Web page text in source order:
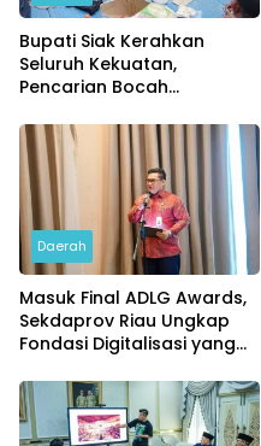
Bupati Siak Kerahkan
Seluruh Kekuatan,
Pencarian Bocah
Dimaksimalkan
Daerah
Masuk Final ADLG Awards,
Sekdaprov Riau Ungkap
Fondasi Digitalisasi yang
Pemerintahan